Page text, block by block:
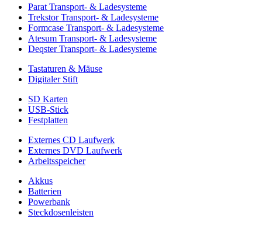
Parat Transport- & Ladesysteme
Trekstor Transport- & Ladesysteme
Formcase Transport- & Ladesysteme
Atesum Transport- & Ladesysteme
Deqster Transport- & Ladesysteme
Tastaturen & Mäuse
Digitaler Stift
SD Karten
USB-Stick
Festplatten
Externes CD Laufwerk
Externes DVD Laufwerk
Arbeitsspeicher
Akkus
Batterien
Powerbank
Steckdosenleisten